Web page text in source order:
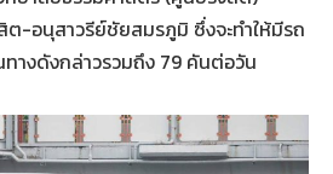
ต-อนุสาวรีย์ชัยสมรภูมิ ซึ่งจะทำให้มีรถ
ทางดังกล่าวรวมถึง 79 คันต่อวัน